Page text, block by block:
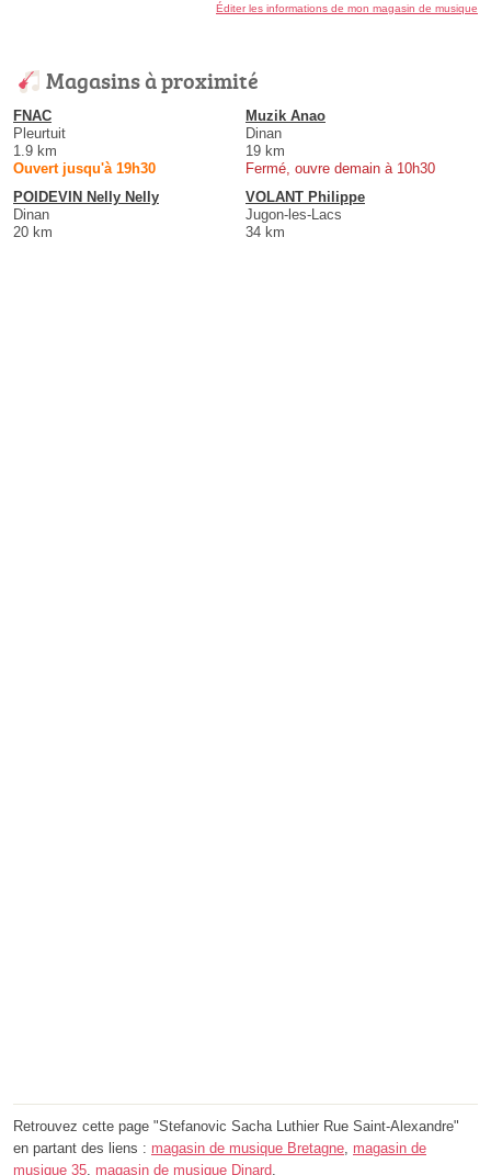
Éditer les informations de mon magasin de musique
Magasins à proximité
FNAC
Pleurtuit
1.9 km
Ouvert jusqu'à 19h30
Muzik Anao
Dinan
19 km
Fermé, ouvre demain à 10h30
POIDEVIN Nelly Nelly
Dinan
20 km
VOLANT Philippe
Jugon-les-Lacs
34 km
Retrouvez cette page "Stefanovic Sacha Luthier Rue Saint-Alexandre"
en partant des liens : magasin de musique Bretagne magasin de
musique 35 magasin de musique Dinard